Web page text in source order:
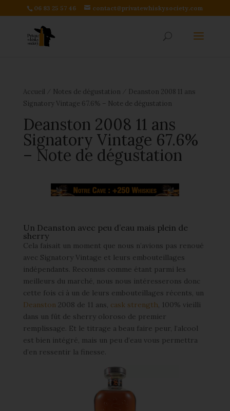
06 83 25 57 46 contact@privatewhiskysociety.com
Accueil Notes de dégustation
Deanston 2008 11 ans
Signatory Vintage 67.6% – Note de dégustation
Deanston 2008 11 ans
Signatory Vintage 67.6%
– Note de dégustation
Un Deanston avec peu d’eau mais plein de
sherry
Cela faisait un moment que nous n’avions pas renoué
avec Signatory Vintage et leurs embouteillages
indépendants. Reconnus comme étant parmi les
meilleurs du marché, nous nous intéresserons donc
cette fois ci à un de leurs embouteillages récents, un
Deanston 2008 de 11 ans, cask strength, 100% vieilli
dans un fût de sherry oloroso de premier
remplissage. Et le titrage a beau faire peur, l’alcool
est bien intégré, mais un peu d’eau vous permettra
d’en ressentir la finesse.